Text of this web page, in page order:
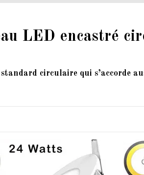
LED encastré
circulaire qui s’accorde